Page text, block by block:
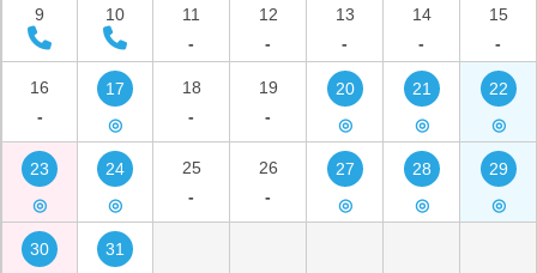
9
10
11
-
12
-
13
-
14
-
15
-
16
-
17
◎
18
-
19
-
20
◎
21
◎
22
◎
23
◎
24
◎
25
-
26
-
27
◎
28
◎
29
◎
30
31